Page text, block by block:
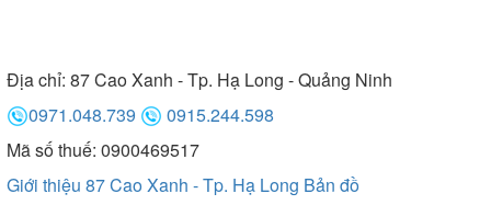
Địa chỉ: 87 Cao Xanh - Tp. Hạ Long - Quảng Ninh
0971.048.739
0915.244.598
Mã số thuế: 0900469517
Giới thiệu 87 Cao Xanh - Tp. Hạ Long Bản đồ